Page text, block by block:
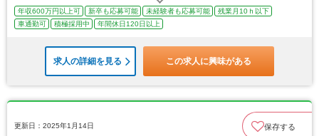
年収600万円以上可 新卒も応募可能 未経験者も応募可能
残業月10ｈ以下
車通勤可
積極採用中 年間休日120日以上
求人の詳細を見る この求人に興味がある
更新日：2025年1月14日 保存する